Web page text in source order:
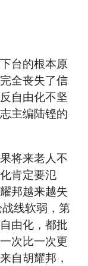
台的根本原
全丧失了信
自由化不坚
主编陆铿的
将来老人不
肯定要氾
邦越来越失
线软弱，第
由化，都批
次比一次更
自胡耀邦，